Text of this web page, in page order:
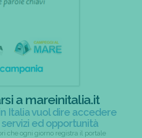
a mareinitalia.it
Italia vuol dire accedere
ed opportunità
che ogni giorno registra il portale